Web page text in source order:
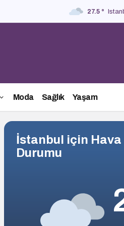
27.5 °
Moda Sağlık Yaşam
İstanbul için Hava
Durumu